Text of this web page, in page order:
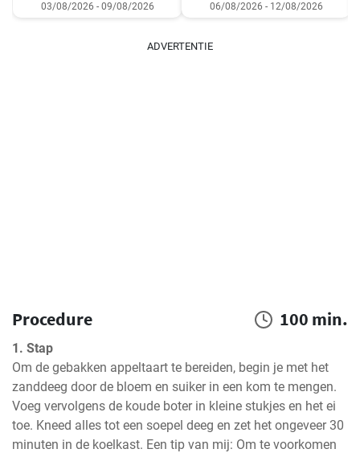
03/08/2026 - 09/08/2026 06/08/2026 - 12/08/2026
ADVERTENTIE
Procedure 100 min.
1. Stap
Om de gebakken appeltaart te bereiden, begin je met het
zanddeeg door de bloem en suiker in een kom te mengen.
Voeg vervolgens de koude boter in kleine stukjes en het ei
toe. Kneed alles tot een soepel deeg en zet het ongeveer 30
minuten in de koelkast. Een tip van mij: Om te voorkomen